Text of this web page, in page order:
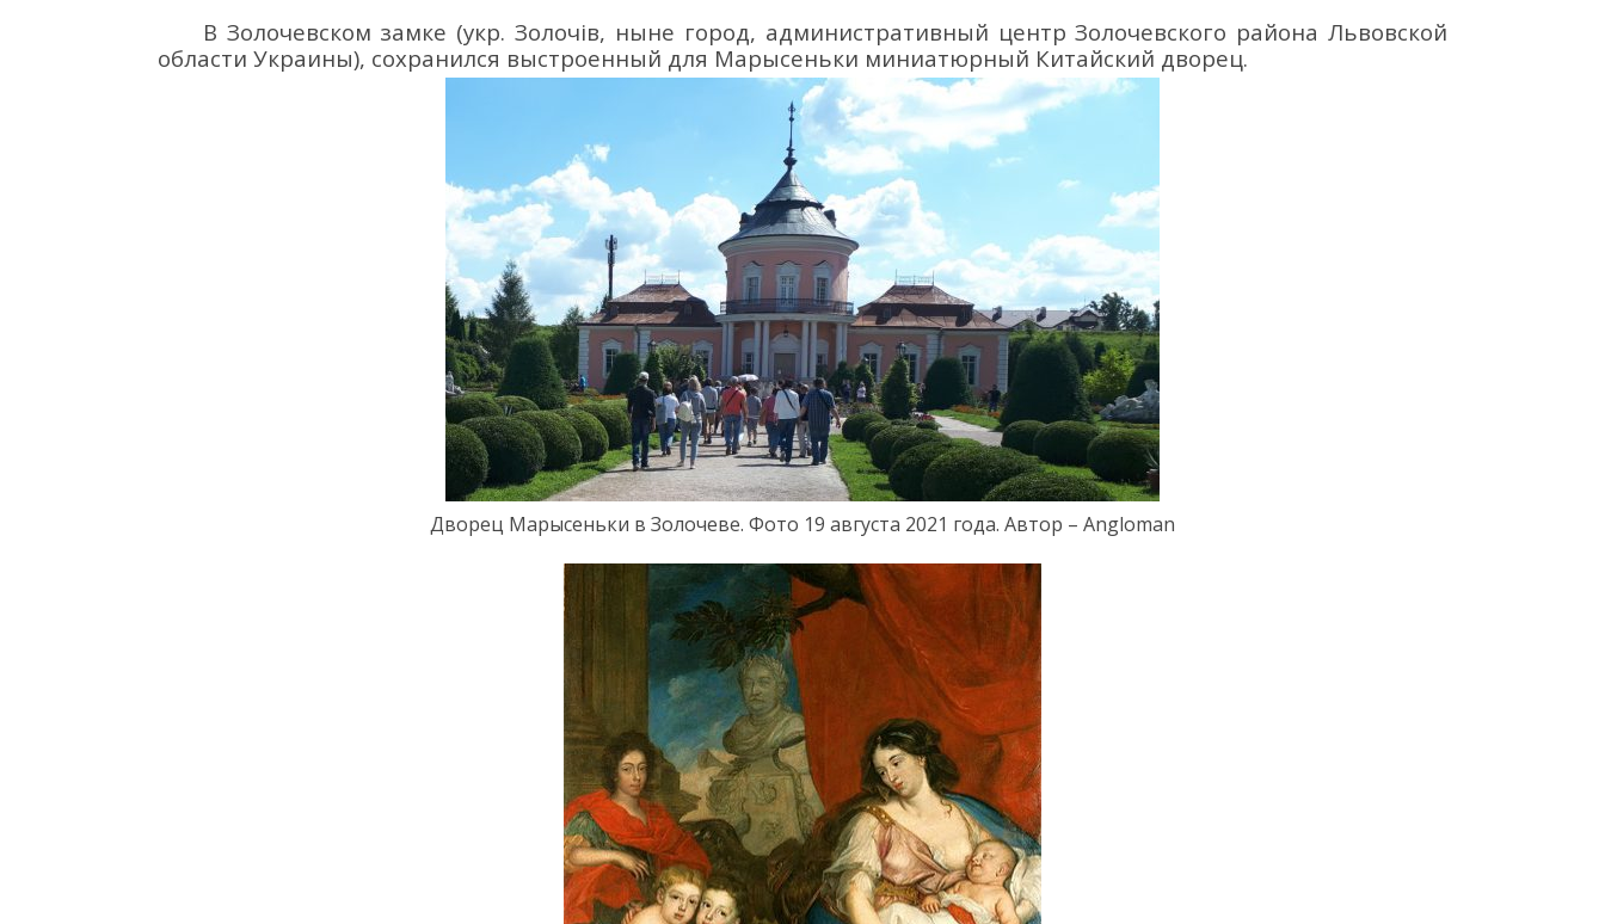
В Золочевском замке (укр.Золочів, ныне город, административный центр Золочевского района Львовской
области Украины), сохранился выстроенный для Марысеньки миниатюрный Китайский дворец.
Дворец Марысеньки в Золочеве. Фото 19 августа 2021 года. Автор – Angloman